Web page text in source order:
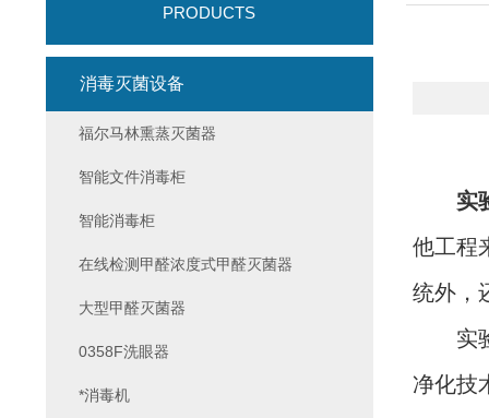
实
他工程
统外，
实验
净化技
PRODUCTS
消毒灭菌设备
福尔马林熏蒸灭菌器
智能文件消毒柜
智能消毒柜
在线检测甲醛浓度式甲醛灭菌器
大型甲醛灭菌器
0358F洗眼器
*消毒机